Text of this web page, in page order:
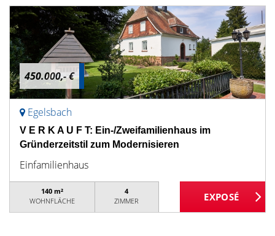
450.000,- €
Egelsbach
V E R K A U F T: Ein-/Zweifamilienhaus im
Gründerzeitstil zum Modernisieren
Einfamilienhaus
140 m²
WOHNFLÄCHE
4
ZIMMER